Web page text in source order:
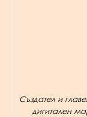
Създател и
дигитален